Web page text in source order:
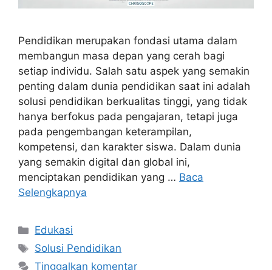
Pendidikan merupakan fondasi utama dalam
membangun masa depan yang cerah bagi
setiap individu. Salah satu aspek yang semakin
penting dalam dunia pendidikan saat ini adalah
solusi pendidikan berkualitas tinggi, yang tidak
hanya berfokus pada pengajaran, tetapi juga
pada pengembangan keterampilan,
kompetensi, dan karakter siswa. Dalam dunia
yang semakin digital dan global ini,
menciptakan pendidikan yang … Baca
Selengkapnya
Kategori
Edukasi
Tag
Solusi Pendidikan
Tinggalkan komentar